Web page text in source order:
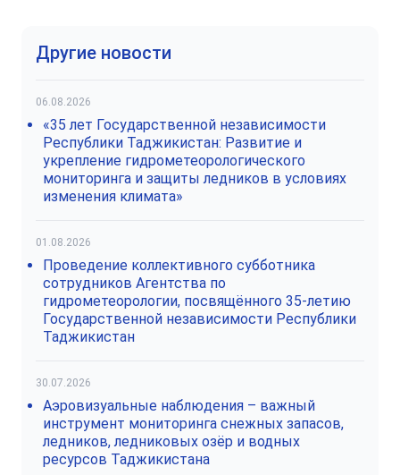
Другие новости
06.08.2026
«35 лет Государственной независимости
Республики Таджикистан: Развитие и
укрепление гидрометеорологического
мониторинга и защиты ледников в условиях
изменения климата»
01.08.2026
Проведение коллективного субботника
сотрудников Агентства по
гидрометеорологии, посвящённого 35-летию
Государственной независимости Республики
Таджикистан
30.07.2026
Аэровизуальные наблюдения – важный
инструмент мониторинга снежных запасов,
ледников, ледниковых озёр и водных
ресурсов Таджикистана